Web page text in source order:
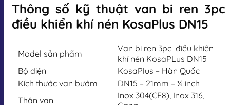
Thông số kỹ thuật van bi ren 3pc
điều khiển khí nén KosaPlus DN15
Model sản phẩm
Van bi ren 3pc điều khiển
khí nén KosaPLus DN15
Bộ điện
KosaPlus – Hàn Quốc
Kích thước van bướm
DN15 – 21mm – ½ inch
Thân van
Inox 304(CF8), Inox 316,